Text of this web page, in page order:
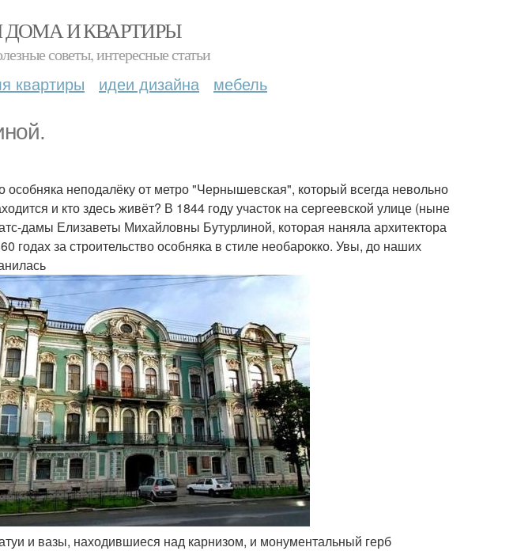
ДОМА И КВАРТИРЫ
советы, интересные статьи
квартиры идеи дизайна мебель
неподалёку от метро "Чернышевская", который всегда невольно
и кто здесь живёт? В 1844 году участок на сергеевской улице (ныне
дамы Елизаветы Михайловны Бутурлиной, которая наняла архитектора
годах за строительство особняка в стиле необарокко. Увы, до наших
и вазы, находившиеся над карнизом, и монументальный герб